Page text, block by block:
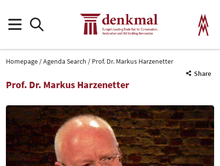
Homepage Agenda Search
Prof. Dr. Markus Harzenetter
Share
Prof. Dr. Markus Harzenetter